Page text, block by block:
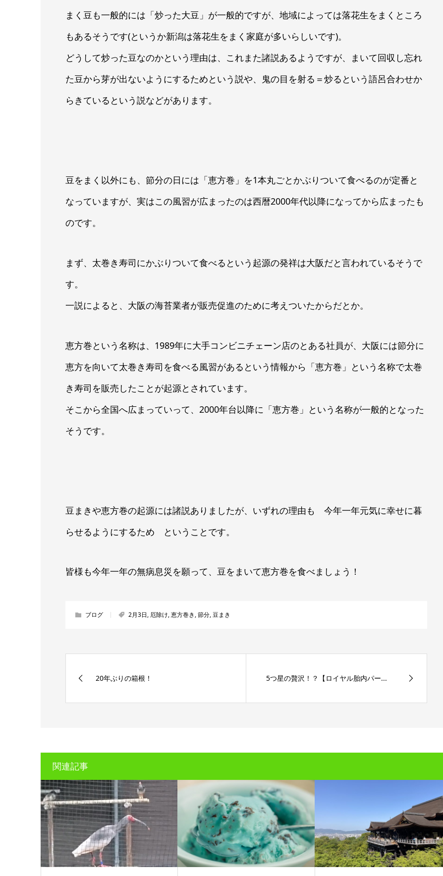
まく豆も一般的には「炒った大豆」が一般的ですが、地域によっては落花生をまくところ
もあるそうです(というか新潟は落花生をまく家庭が多いらしいです)。
どうして炒った豆なのかという理由は、これまた諸説あるようですが、まいて回収し忘れ
た豆から芽が出ないようにするためという説や、鬼の目を射る＝炒るという語呂合わせか
らきているという説などがあります。
豆をまく以外にも、節分の日には「恵方巻」を1本丸ごとかぶりついて食べるのが定番と
なっていますが、実はこの風習が広まったのは西暦2000年代以降になってから広まったも
のです。
まず、太巻き寿司にかぶりついて食べるという起源の発祥は大阪だと言われているそうで
す。
一説によると、大阪の海苔業者が販売促進のために考えついたからだとか。
恵方巻という名称は、1989年に大手コンビニチェーン店のとある社員が、大阪には節分に
恵方を向いて太巻き寿司を食べる風習があるという情報から「恵方巻」という名称で太巻
き寿司を販売したことが起源とされています。
そこから全国へ広まっていって、2000年台以降に「恵方巻」という名称が一般的となった
そうです。
豆まきや恵方巻の起源には諸説ありましたが、いずれの理由も 今年一年元気に幸せに暮
らせるようにするため ということです。
皆様も今年一年の無病息災を願って、豆をまいて恵方巻を食べましょう！
ブログ 2月3日, 厄除け,恵方巻き,節分,豆まき
20年ぶりの箱根！ 5つ星の贅沢！？【ロイヤル胎内パー...
関連記事